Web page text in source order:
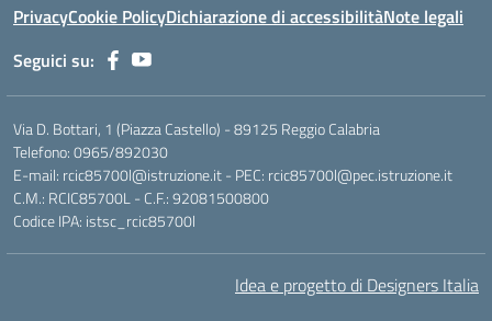
PrivacyCookie PolicyDichiarazione di accessibilitàNote legali
Seguici su:
Via D. Bottari, 1 (Piazza Castello) - 89125 Reggio Calabria
Telefono: 0965/892030
E-mail: rcic85700l@istruzione.it - PEC: rcic85700l@pec.istruzione.it
C.M.: RCIC85700L - C.F.: 92081500800
Codice IPA: istsc_rcic85700l
Idea e progetto di Designers Italia